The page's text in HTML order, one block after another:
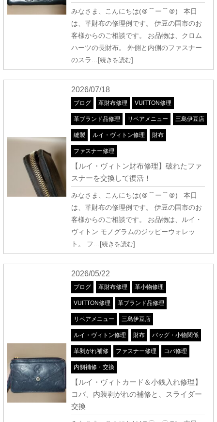
みなさま、こんにちは(＠⌒ー⌒＠) 本日
は、革財布の修理例です。 伊豆の国市のお
客様からのご相談です。 お品物は、クロム
ハーツの長財布。 外側と内側のファスナー
のスラ …[続きを読む]
2026/07/18
ブログ 革財布修理 VUITTON修理
革ブランド品修理 リペアメニュー 三島伊豆店
縫製 ルイ・ヴィトン修理 財布
ファスナー修理
【ルイ・ヴィトン財布修理】破れたファ
スナーを交換して復活！
みなさま、こんにちは(＠⌒ー⌒＠) 本日
は、革財布の修理例です。 伊豆の国市のお
客様からのご相談です。 お品物は、ルイ・
ヴィトン モノグラムのジッピーウォレッ
ト。 フ …[続きを読む]
2026/05/22
ブログ 革財布修理 革小物修理
VUITTON修理 革ブランド品修理
リペアメニュー 三島伊豆店
ルイ・ヴィトン修理 財布 バッグ・小物関係
革剥がれ補修 ファスナー修理 コバ修理
内側補修・交換
【ルイ・ヴィトカード＆小銭入れ修理】
コバ、内装剥がれの補修と、スライダー
交換